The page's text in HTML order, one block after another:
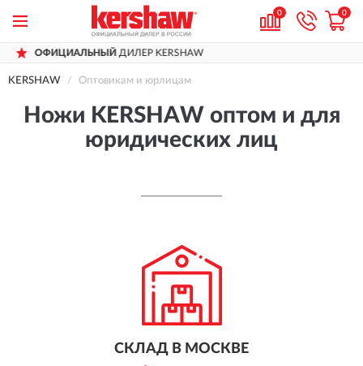
0 0
ДИЛЕР KERSHAW
KERSHAW Оптовикам и юрлицам
Ножи KERSHAW оптом и для
юридических лиц
СКЛАД В МОСКВЕ